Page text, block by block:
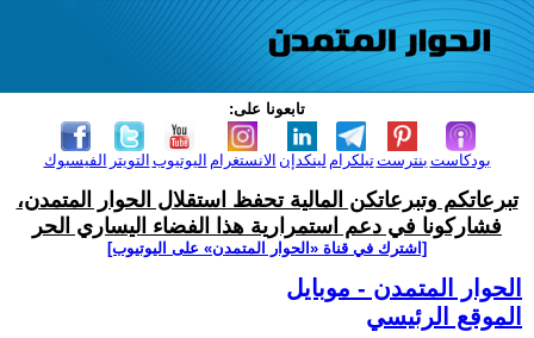
تابعونا على:
الفيسبوك التويتر اليوتيوب الانستغرام لينكدإن تيلكرامبنترست بودكاست
تبرعاتكم وتبرعاتكن المالية تحفظ استقلال الحوار المتمدن،
فشاركونا في دعم استمرارية هذا الفضاء اليساري الحر
[اشترك في قناة ‫«الحوار المتمدن» على اليوتيوب]
الحوار المتمدن - موبايل
الموقع الرئيسي